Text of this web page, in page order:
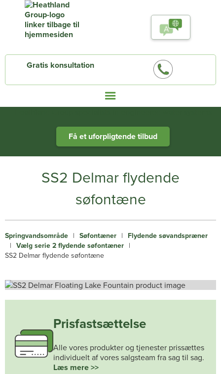
Gratis konsultation
Få et uforpligtende tilbud
SS2 Delmar flydende
søfontæne
Springvandsområde | Søfontæner | Flydende søvandspræner
| Vælg serie 2 flydende søfontæner |
SS2 Delmar flydende søfontæne
Prisfastsættelse
Alle vores produkter og tjenester prissættes
individuelt af vores salgsteam fra sag til sag.
Læs mere >>